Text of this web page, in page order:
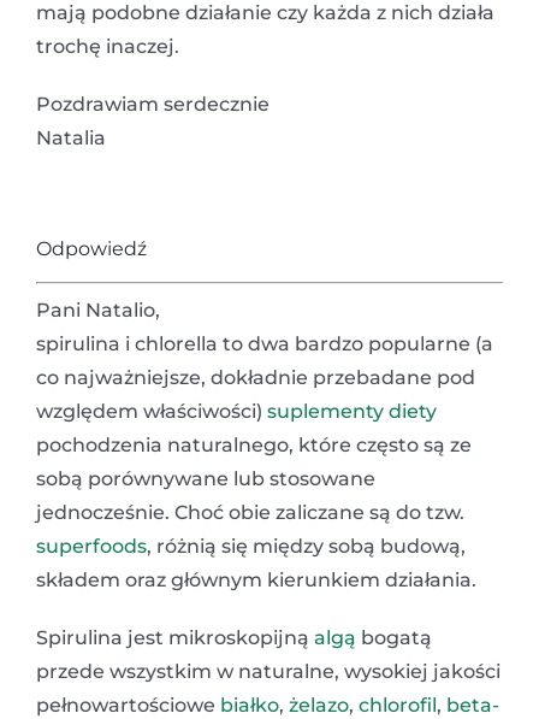
mają podobne działanie czy każda z nich działa
trochę inaczej.
Pozdrawiam serdecznie
Natalia
Odpowiedź
Pani Natalio,
spirulina i chlorella to dwa bardzo popularne (a
co najważniejsze, dokładnie przebadane pod
względem właściwości) suplementy diety
pochodzenia naturalnego, które często są ze
sobą porównywane lub stosowane
jednocześnie. Choć obie zaliczane są do tzw.
superfoods, różnią się między sobą budową,
składem oraz głównym kierunkiem działania.
Spirulina jest mikroskopijną algą bogatą
przede wszystkim w naturalne, wysokiej jakości
pełnowartościowe białko, żelazo, chlorofil, beta-